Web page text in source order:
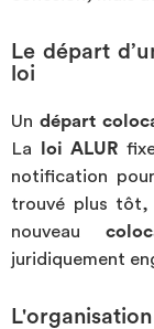
Le départ
loi
Un départ
La
loi ALUR
notification
trouvé plus tôt,
nouveau
juridiquement